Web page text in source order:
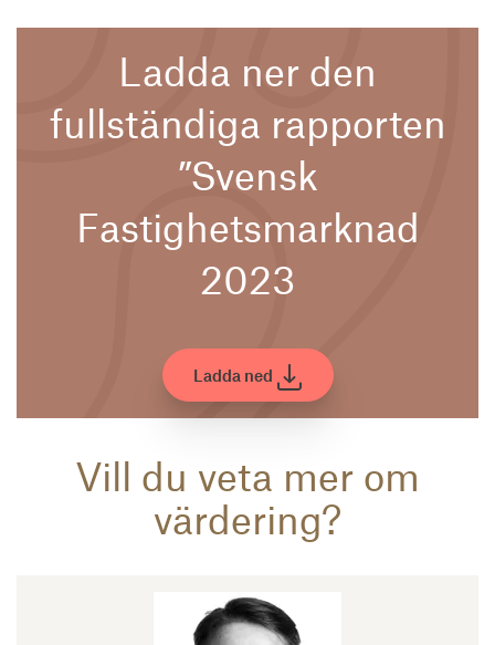
Ladda ner den
fullständiga rapporten
”Svensk
Fastighetsmarknad
2023
Ladda ned
Vill du veta mer om
värdering?